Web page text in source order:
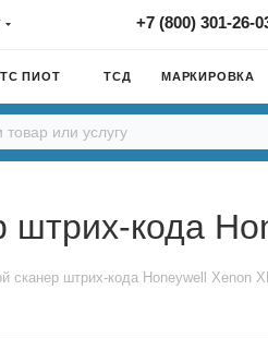
+7 (800) 301-26-
ТС ПИОТ ТСД МАРКИРОВКА
штрих-кода
сканер штрих-кода Honeywell Xenon